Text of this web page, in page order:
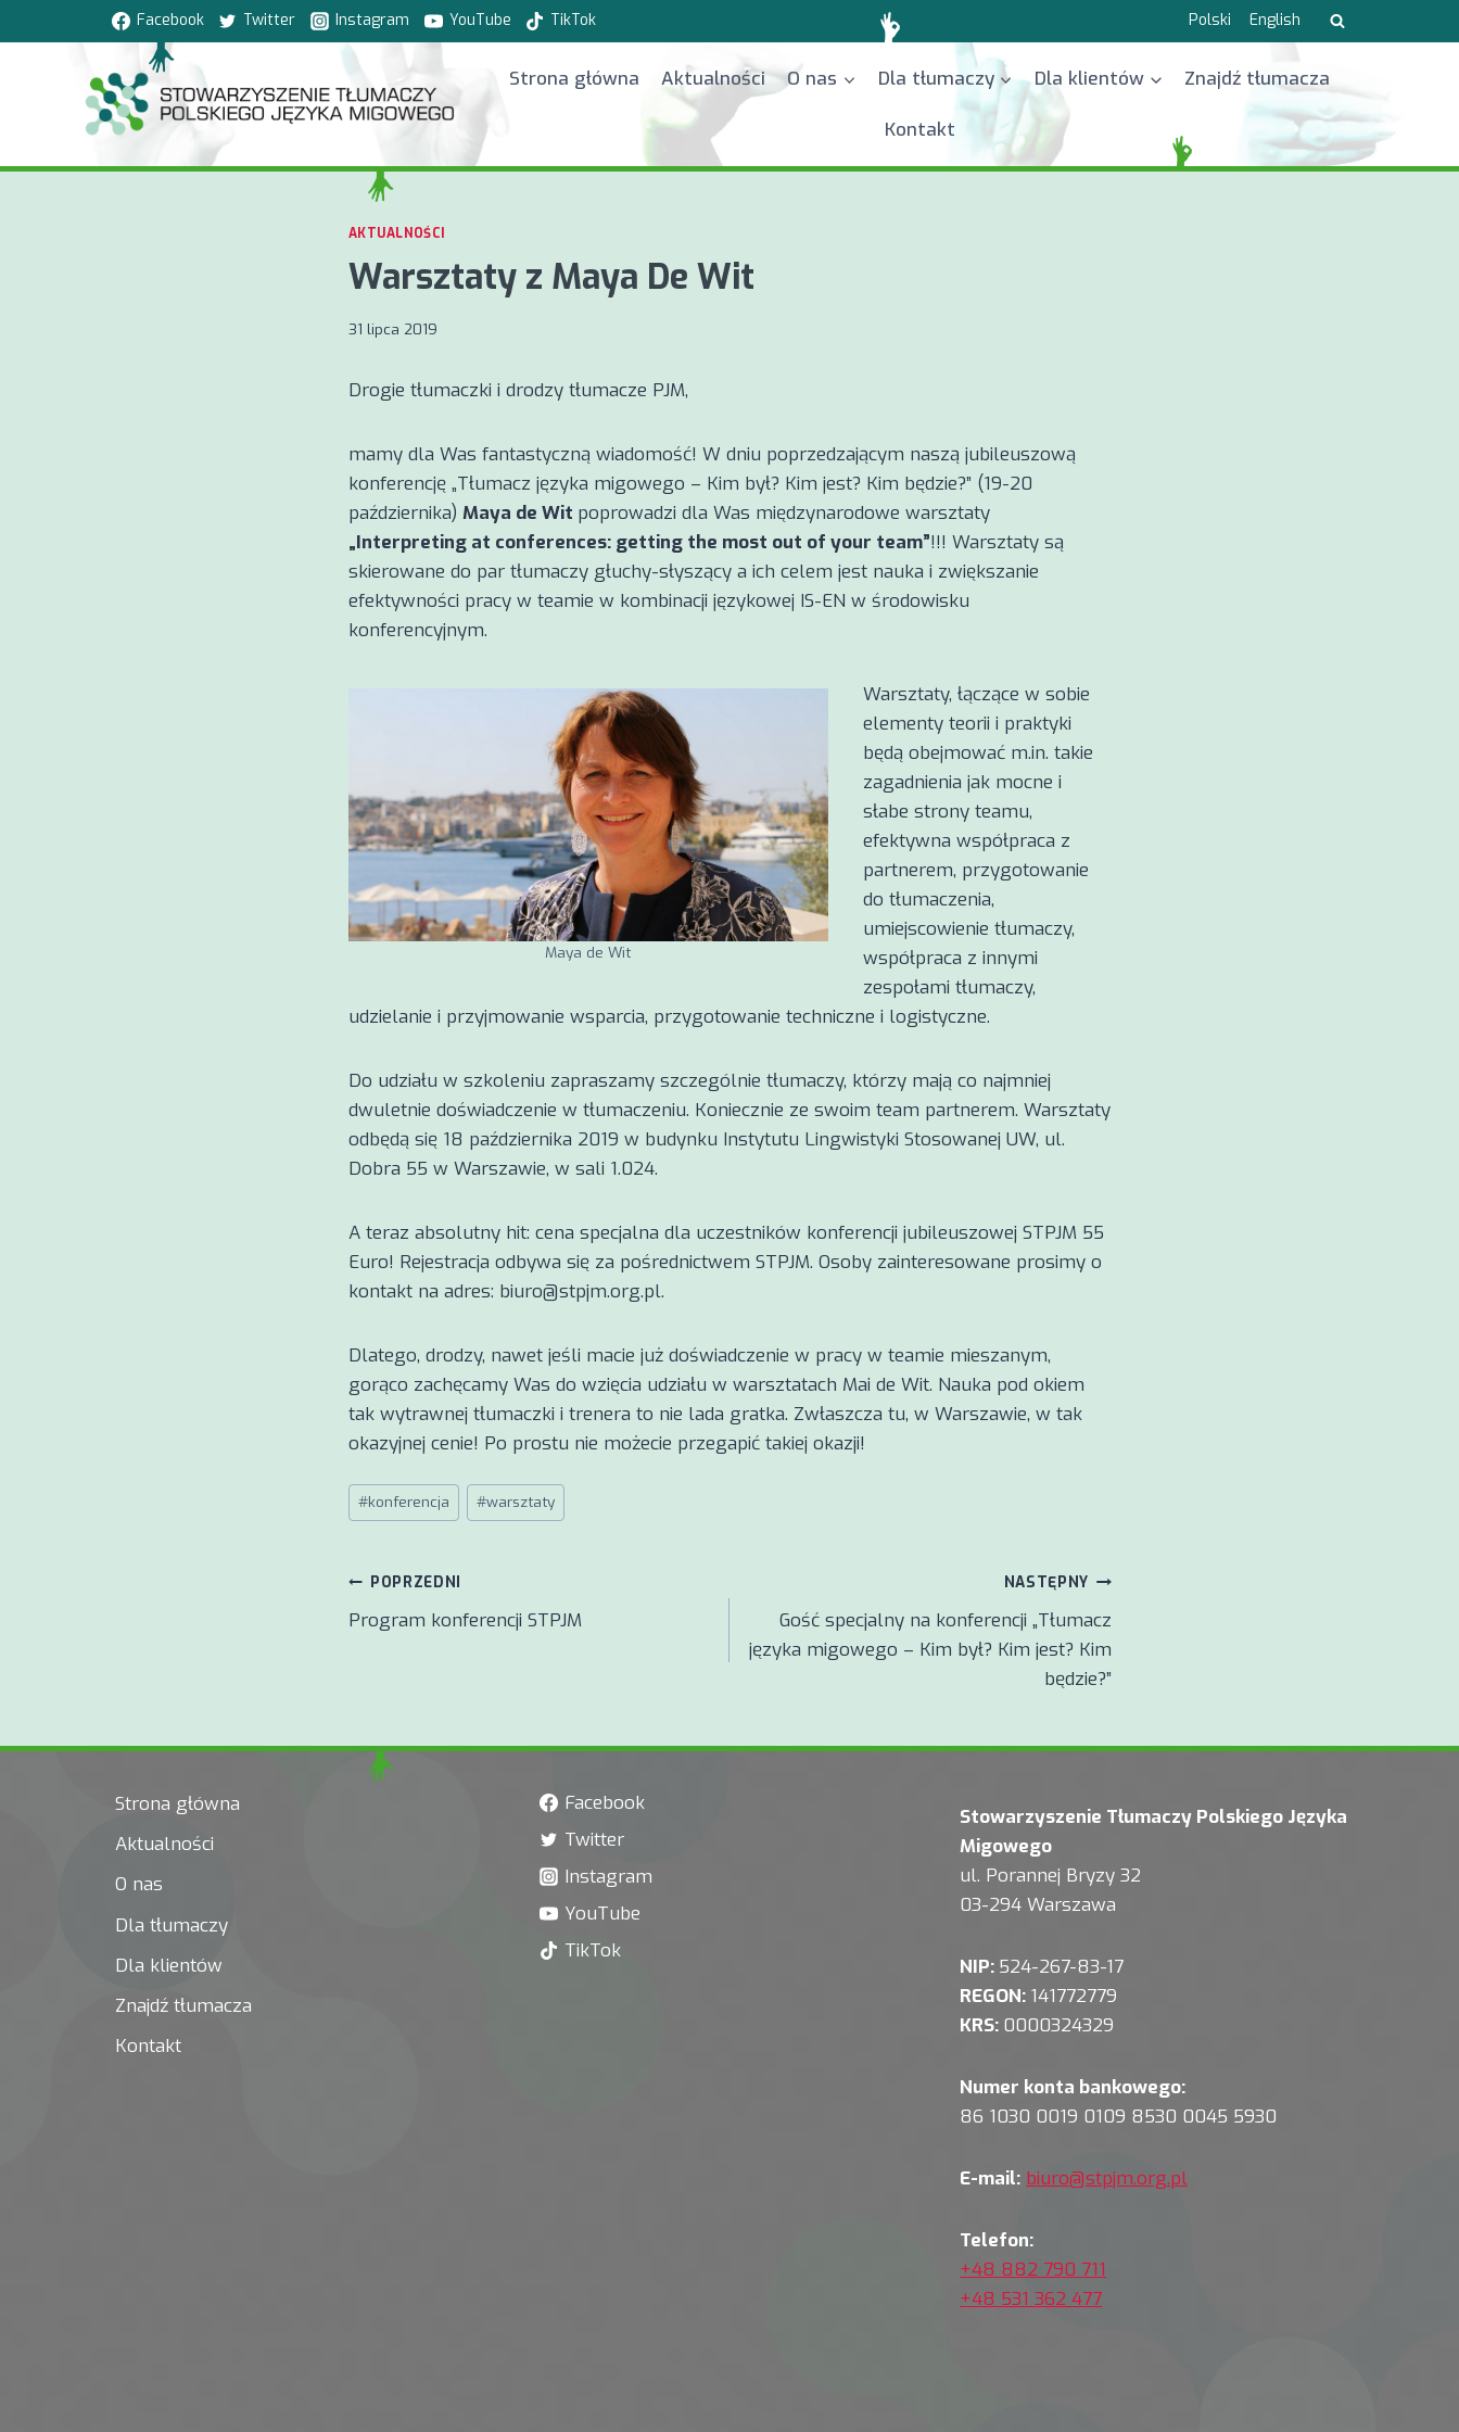
do
Facebook Twitter Instagram YouTube TikTok Polski English
Strona główna Aktualności O nas Dla tłumaczy Dla klientów Znajdź tłumacza
Kontakt
AKTUALNOŚCI
Warsztaty z Maya De Wit
31 lipca 2019
Drogie tłumaczki i drodzy tłumacze PJM,
mamy dla Was fantastyczną wiadomość! W dniu poprzedzającym naszą jubileuszową
konferencję „Tłumacz języka migowego – Kim był? Kim jest? Kim będzie?” (19-20
października) Maya de Wit poprowadzi dla Was międzynarodowe warsztaty
„Interpreting at conferences: getting the most out of your team”!!! Warsztaty są
skierowane do par tłumaczy głuchy-słyszący a ich celem jest nauka i zwiększanie
efektywności pracy w teamie w kombinacji językowej IS-EN w środowisku
konferencyjnym.
Maya de Wit
Warsztaty, łączące w sobie
elementy teorii i praktyki
będą obejmować m.in. takie
zagadnienia jak mocne i
słabe strony teamu,
efektywna współpraca z
partnerem, przygotowanie
do tłumaczenia,
umiejscowienie tłumaczy,
współpraca z innymi
zespołami tłumaczy,
udzielanie i przyjmowanie wsparcia, przygotowanie techniczne i logistyczne.
Do udziału w szkoleniu zapraszamy szczególnie tłumaczy, którzy mają co najmniej
dwuletnie doświadczenie w tłumaczeniu. Koniecznie ze swoim team partnerem. Warsztaty
odbędą się 18 października 2019 w budynku Instytutu Lingwistyki Stosowanej UW, ul.
Dobra 55 w Warszawie, w sali 1.024.
A teraz absolutny hit: cena specjalna dla uczestników konferencji jubileuszowej STPJM 55
Euro! Rejestracja odbywa się za pośrednictwem STPJM. Osoby zainteresowane prosimy o
kontakt na adres: biuro@stpjm.org.pl.
Dlatego, drodzy, nawet jeśli macie już doświadczenie w pracy w teamie mieszanym,
gorąco zachęcamy Was do wzięcia udziału w warsztatach Mai de Wit. Nauka pod okiem
tak wytrawnej tłumaczki i trenera to nie lada gratka. Zwłaszcza tu, w Warszawie, w tak
okazyjnej cenie! Po prostu nie możecie przegapić takiej okazji!
Tagi
wpisu:
#konferencja #warsztaty
Nawigacja
wpisu
POPRZEDNI
Program konferencji STPJM
NASTĘPNY
Gość specjalny na konferencji „Tłumacz
języka migowego – Kim był? Kim jest? Kim
będzie?”
Strona główna
Aktualności
O nas
Dla tłumaczy
Dla klientów
Znajdź tłumacza
Kontakt
Facebook
Twitter
Instagram
YouTube
TikTok
Stowarzyszenie Tłumaczy Polskiego Języka
Migowego
ul. Porannej Bryzy 32
03-294 Warszawa
NIP: 524-267-83-17
REGON: 141772779
KRS: 0000324329
Numer konta bankowego:
86 1030 0019 0109 8530 0045 5930
E-mail: biuro@stpjm.org.pl
Telefon:
+48 882 790 711
+48 531 362 477